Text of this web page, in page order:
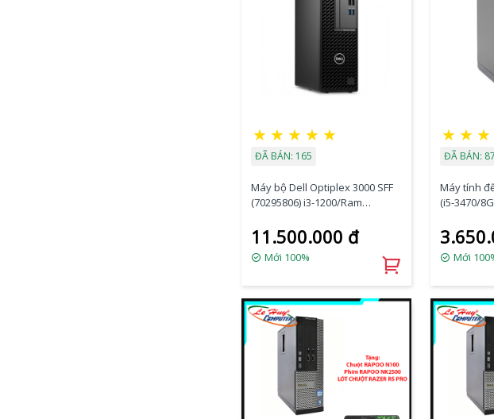
★ ★ ★ ★ ★
ĐÃ BÁN: 165
Máy bộ Dell Optiplex 3000 SFF
(70295806) i3-1200/Ram
11.500.000 đ
Mới 100%
★ ★ ★
ĐÃ BÁN: 87
Máy tính
(i5-3470/
Mới